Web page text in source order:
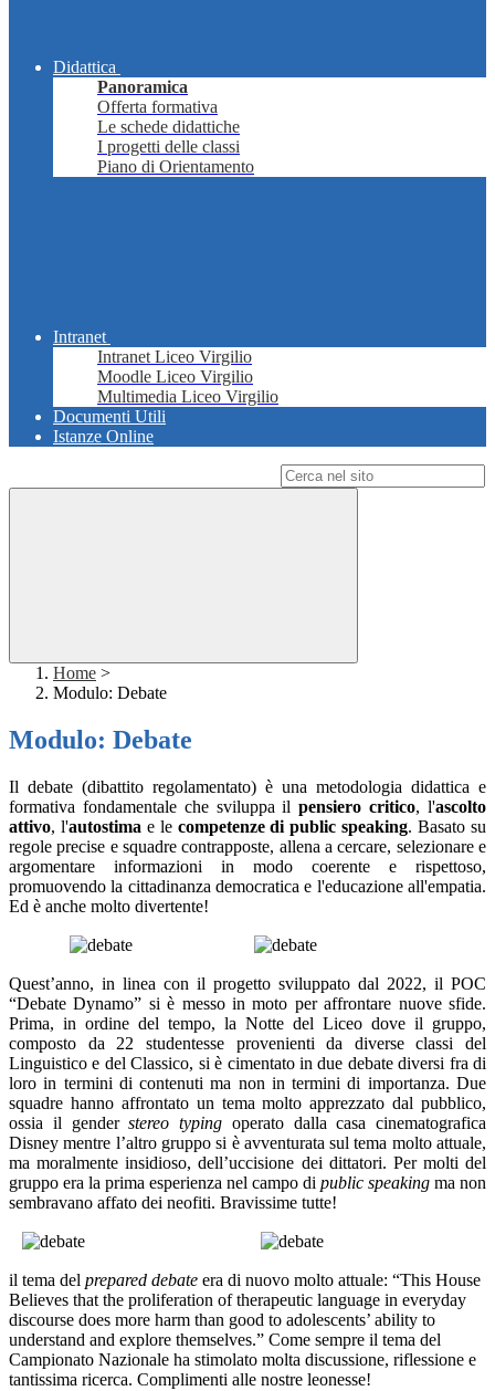
Didattica
Panoramica
Offerta formativa
Le schede didattiche
I progetti delle classi
Piano di Orientamento
Intranet
Intranet Liceo Virgilio
Moodle Liceo Virgilio
Multimedia Liceo Virgilio
Documenti Utili
Istanze Online
Home >
Modulo: Debate
Modulo: Debate
Il debate (dibattito regolamentato) è una metodologia didattica e
formativa fondamentale che sviluppa ilpensiero critico, l'ascolto
attivo, l'autostima e le competenze di public speaking. Basato su
regole precise e squadre contrapposte, allena a cercare, selezionare e
argomentare informazioni in modo coerente e rispettoso,
promuovendo la cittadinanza democratica e l'educazione all'empatia.
Ed è anche molto divertente!
Quest’anno, in linea con il progetto sviluppato dal 2022, il POC
“Debate Dynamo” si è messo in moto per affrontare nuove sfide.
Prima, in ordine del tempo, la Notte del Liceo dove il gruppo,
composto da 22 studentesse provenienti da diverse classi del
Linguistico e del Classico, si è cimentato in due debate diversi fra di
loro in termini di contenuti ma non in termini di importanza. Due
squadre hanno affrontato un tema molto apprezzato dal pubblico,
ossia il genderstereo typing operato dalla casa cinematografica
Disney mentre l’altro gruppo si è avventurata sul tema molto attuale,
ma moralmente insidioso, dell’uccisione dei dittatori. Per molti del
gruppo era la prima esperienza nel campo di public speaking ma non
sembravano affato dei neofiti. Bravissime tutte!
il tema del prepared debate era di nuovo molto attuale: “This House
Believes that the proliferation of therapeutic language in everyday
discourse does more harm than good to adolescents’ ability to
understand and explore themselves.” Come sempre il tema del
Campionato Nazionale ha stimolato molta discussione, riflessione e
tantissima ricerca. Complimenti alle nostre leonesse!